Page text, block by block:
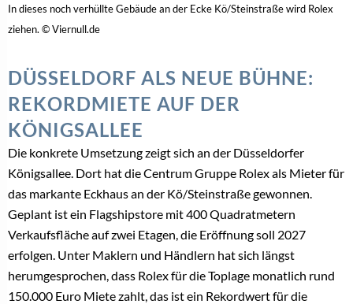
In dieses noch verhüllte Gebäude an der Ecke Kö/Steinstraße wird Rolex
ziehen. © Viernull.de
DÜSSELDORF ALS NEUE BÜHNE:
REKORDMIETE AUF DER
KÖNIGSALLEE
Die konkrete Umsetzung zeigt sich an der Düsseldorfer
Königsallee. Dort hat die Centrum Gruppe Rolex als Mieter für
das markante Eckhaus an der Kö/Steinstraße gewonnen.
Geplant ist ein Flagshipstore mit 400 Quadratmetern
Verkaufsfläche auf zwei Etagen, die Eröffnung soll 2027
erfolgen. Unter Maklern und Händlern hat sich längst
herumgesprochen, dass Rolex für die Toplage monatlich rund
150.000 Euro Miete zahlt, das ist ein Rekordwert für die